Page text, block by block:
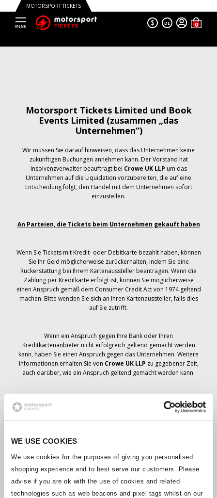
WE USE COOKIES
We use cookies for the purposes of giving you personalised
shopping experience and to best serve our customers. Please
advise if you are ok with the use of cookies and related
technologies such as web beacons and pixel tags whilst on our
MOTORSPORT TICKETS
$ DE
Motorsport Tickets Limited und Book
Events Limited (zusammen „das
Unternehmen“)
Wir müssen Sie darauf hinweisen, dass das Unternehmen keine
zukünftigen Buchungen annehmen kann. Der Vorstand hat
Insolvenzverwalter beauftragt bei Crowe UK LLP um das
Unternehmen auf die Liquidation vorzubereiten, die auf eine
Entscheidung folgt, den Handel mit dem Unternehmen sofort
einzustellen.
An Parteien, die Tickets beim Unternehmen gekauft haben
Wenn Sie Tickets mit Kredit- oder Debitkarte bezahlt haben, können
Sie Ihr Geld möglicherweise zurückerhalten, indem Sie eine
Rückerstattung bei Ihrem Kartenaussteller beantragen. Wenn die
Zahlung per Kreditkarte erfolgt ist, können Sie möglicherweise
einen Anspruch gemäß dem Consumer Credit Act von 1974 geltend
machen. Bitte wenden Sie sich an Ihren Kartenaussteller, falls dies
auf Sie zutrifft.
Wenn ein Anspruch gegen Ihre Bank oder Ihren
Kreditkartenanbieter nicht erfolgreich geltend gemacht werden
kann, haben Sie einen Anspruch gegen das Unternehmen. Weitere
Informationen erhalten Sie von Crowe UK LLP zu gegebener Zeit,
auch darüber, wie ein Anspruch geltend gemacht werden kann.
Sie haben eine Stornierungsmitteilung
bezüglich Ihrer Ticketbestellung erhalten, Ihre Buchung wurde nicht
storniert und es wird erwartet, dass Sie die von Ihnen bestellten
Unternehmens arbeitet mit den Lieferanten zusammen, um
Sollte sich der Status einzelner Buchungen ändern, wurden
Vorkehrungen getroffen, um Sie so schnell wie möglich zu
benachrichtigen. Zusätzliche Hinweise für Ticketinhaber werden auf